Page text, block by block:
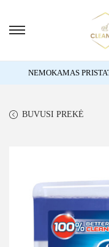
NEMOKAMAS
BUVUSI PREKĖ